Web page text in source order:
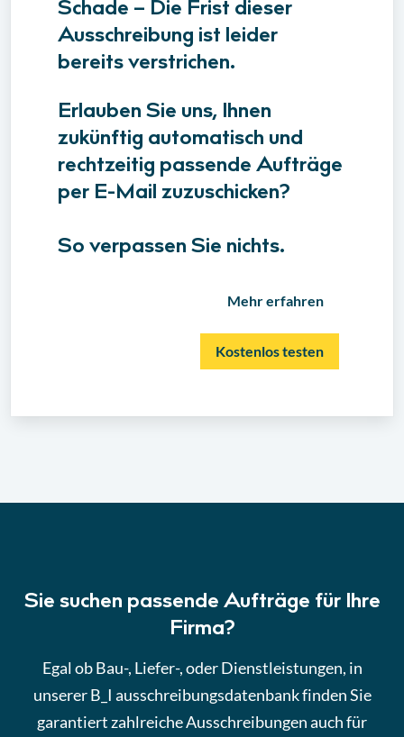
Schade – Die Frist dieser
Ausschreibung ist leider
bereits verstrichen.
Erlauben Sie uns, Ihnen
zukünftig automatisch und
rechtzeitig passende Aufträge
per E-Mail zuzuschicken?
So verpassen Sie nichts.
Mehr erfahren
Kostenlos testen
Sie suchen passende Aufträge für Ihre
Firma?
Egal ob Bau-, Liefer-, oder Dienstleistungen, in
unserer B_I ausschreibungsdatenbank finden Sie
garantiert zahlreiche Ausschreibungen auch für